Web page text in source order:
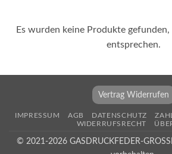
Es wurden keine Produkte gefunden,
entsprechen.
Vertrag Widerrufen
IMPRESSUM AGB DATENSCHUTZ
WIDERRUFSRECHT
© 2021-2026 GASDRUCKFEDER-